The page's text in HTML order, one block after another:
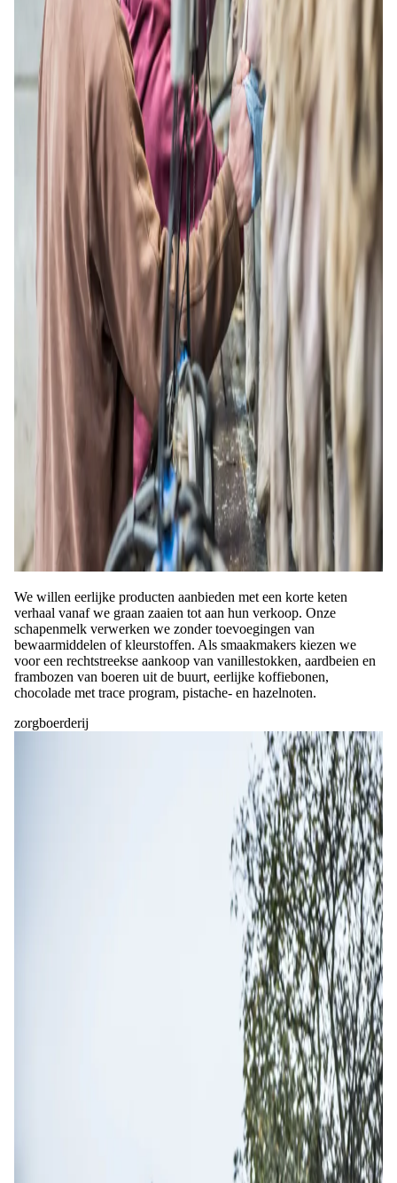
We willen eerlijke producten aanbieden met een korte keten
verhaal vanaf we graan zaaien tot aan hun verkoop. Onze
schapenmelk verwerken we zonder toevoegingen van
bewaarmiddelen of kleurstoffen. Als smaakmakers kiezen we
voor een rechtstreekse aankoop van vanillestokken, aardbeien en
frambozen van boeren uit de buurt, eerlijke koffiebonen,
chocolade met trace program, pistache- en hazelnoten.
zorgboerderij